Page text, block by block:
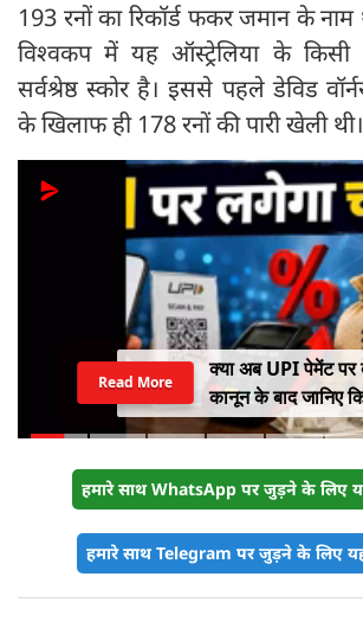
193 रनों का रिकॉर्ड फकर जमान के नाम
विश्वकप में यह ऑस्ट्रेलिया के
सर्वश्रेष्ठ स्कोर है। इससे पहले डेविड
के खिलाफ ही 178 रनों की पारी खेली थी।
क्या अब UPI पेमेंट पर
कानून के बाद जानिए
किसे नहीं
Read More
हमारे साथ WhatsApp पर जुड़ने के लिए
हमारे साथ Telegram पर जुड़ने के लिए